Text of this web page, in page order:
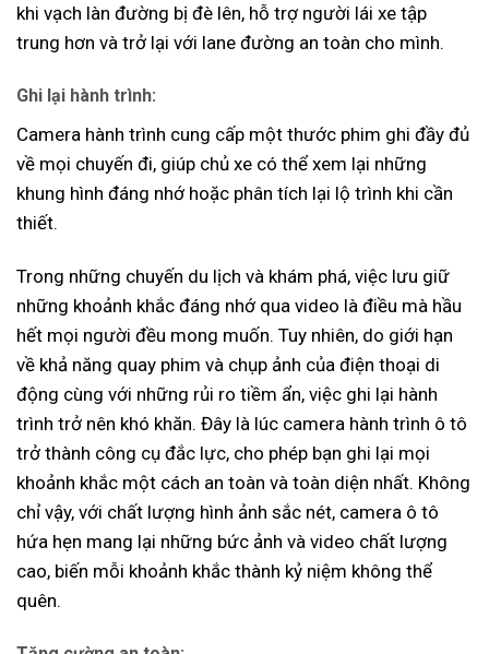
khi vạch làn đường bị đè lên, hỗ trợ người lái xe tập
trung hơn và trở lại với lane đường an toàn cho mình.
Ghi lại hành trình:
Camera hành trình cung cấp một thước phim ghi đầy đủ
về mọi chuyến đi, giúp chủ xe có thể xem lại những
khung hình đáng nhớ hoặc phân tích lại lộ trình khi cần
thiết.
Trong những chuyến du lịch và khám phá, việc lưu giữ
những khoảnh khắc đáng nhớ qua video là điều mà hầu
hết mọi người đều mong muốn. Tuy nhiên, do giới hạn
về khả năng quay phim và chụp ảnh của điện thoại di
động cùng với những rủi ro tiềm ẩn, việc ghi lại hành
trình trở nên khó khăn. Đây là lúc camera hành trình ô tô
trở thành công cụ đắc lực, cho phép bạn ghi lại mọi
khoảnh khắc một cách an toàn và toàn diện nhất. Không
chỉ vậy, với chất lượng hình ảnh sắc nét, camera ô tô
hứa hẹn mang lại những bức ảnh và video chất lượng
cao, biến mỗi khoảnh khắc thành kỷ niệm không thể
quên.